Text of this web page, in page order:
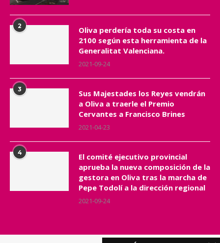
2
Oliva perdería toda su costa en
2100 según esta herramienta de la
Generalitat Valenciana.
2021-09-24
3
Sus Majestades los Reyes vendrán
a Oliva a traerle el Premio
Cervantes a Francisco Brines
2021-04-23
4
El comité ejecutivo provincial
aprueba la nueva composición de la
gestora en Oliva tras la marcha de
Pepe Todolí a la dirección regional
2021-09-24